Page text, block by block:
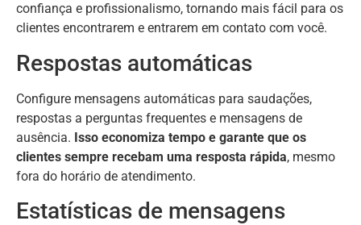
confiança e profissionalismo, tornando mais fácil para os
clientes encontrarem e entrarem em contato com você.
Respostas automáticas
Configure mensagens automáticas para saudações,
respostas a perguntas frequentes e mensagens de
ausência. Isso economiza tempo e garante que os
clientes sempre recebam uma resposta rápida, mesmo
fora do horário de atendimento.
Estatísticas de mensagens